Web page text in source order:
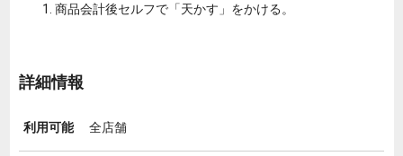
商品会計後セルフで「天かす」をかける。
詳細情報
利用可能 全店舗